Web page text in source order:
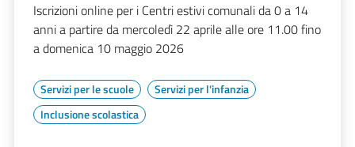
Iscrizioni online per i Centri estivi comunali da 0 a 14
anni a partire da mercoledì 22 aprile alle ore 11.00 fino
a domenica 10 maggio 2026
Servizi per le scuole
Servizi per l'infanzia
Inclusione scolastica